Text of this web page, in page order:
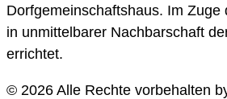
Dorfgemeinschaftshaus. Im Zuge
in unmittelbarer Nachbarschaft
errichtet.
© 2026 Alle Rechte vorbehalten